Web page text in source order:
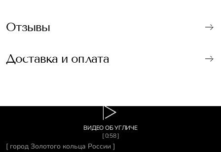
Отзывы
Доставка и оплата
ВИДЕО ОБ УГЛИЧЕ
[ 0:58 ]
[ город Золотого кольца России ]